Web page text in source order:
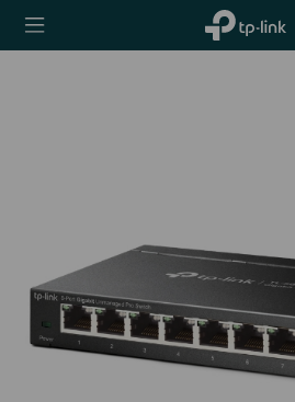
TP-Link,
Reliably